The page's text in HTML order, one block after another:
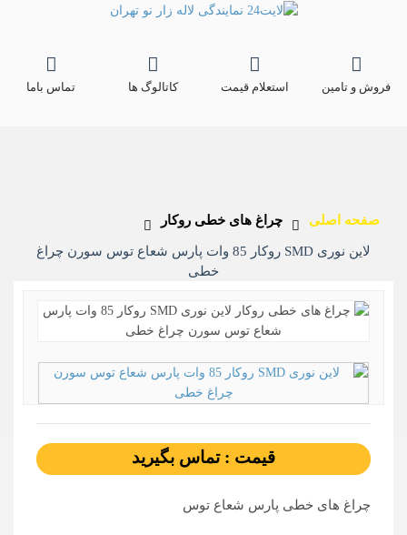
فروش و تامین استعلام قیمت کاتالوگ ها تماس باما
صفحه اصلی چراغ های خطی روکار
لاین نوری SMD روکار 85 وات پارس شعاع توس سورن چراغ
خطی
قیمت : تماس بگیرید
چراغ های خطی پارس شعاع توس